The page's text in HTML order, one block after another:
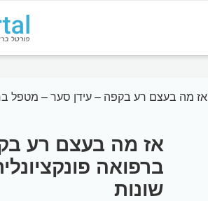
אז מה בעצם רע בקפה – עידן סער – מטפל
אז מה בעצם רע
ברפואה
שונות